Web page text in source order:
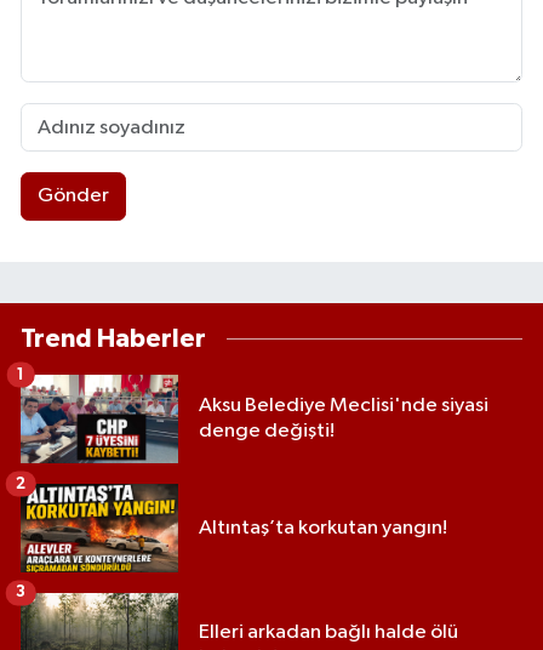
Gönder
Trend Haberler
Aksu Belediye Meclisi'nde siyasi
denge değişti!
1
Altıntaş’ta korkutan yangın!
2
Elleri arkadan bağlı halde ölü
3